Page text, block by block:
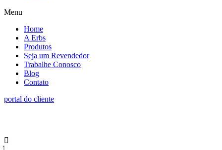
Menu
Home
A Erbs
Produtos
Seja um Revendedor
Trabalhe Conosco
Blog
Contato
portal do cliente